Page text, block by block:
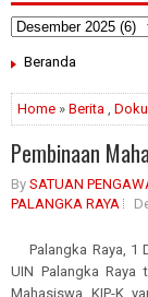
Beranda
Home » Berita ,
Pembinaan
By SATUAN
PALANGKA RAYA
Palangka Raya, 1
UIN Palangka Raya
Mahasiswa KIP-K